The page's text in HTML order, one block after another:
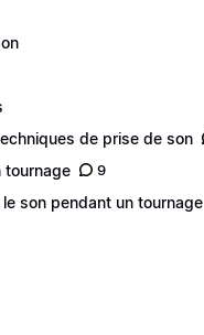
de prise de son
tournage 9
son pendant un tournage